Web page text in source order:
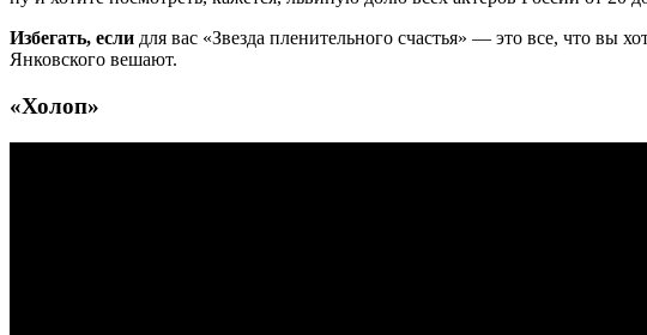
Избегать, если для вас «Звезда пленительного счастья» — это все, что вы
Янковского вешают.
«Холоп»